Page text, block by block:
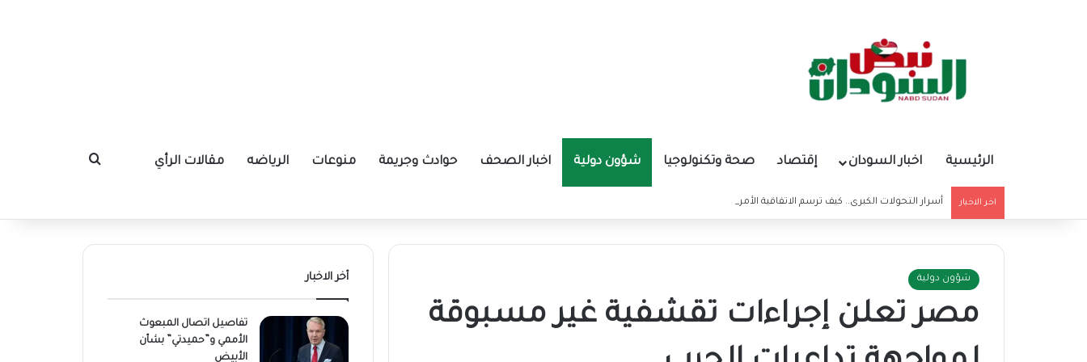
الرئيسية اخبار السودان إقتصاد صحة وتكنولوجيا شؤون دولية اخبار الصحف حوادث وجريمة منوعات الرياضه مقالات الرأي بحث عن
اخر الاخبار أسرار التحولات الكبرى.. كيف ترسم الاتفاقية الأمريكية الإيرانية موازين القوى بالمنطقة؟
شؤون دولية
مصر تعلن إجراءات تقشفية غير مسبوقة
أخر الاخبار
تفاصيل اتصال المبعوث
الأممي و”حميدتي” بشأن
الأبيض